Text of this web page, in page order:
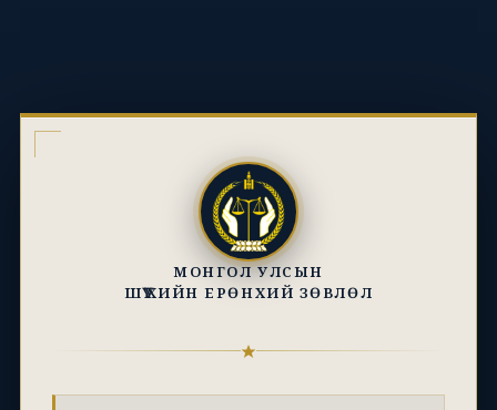
МОНГОЛ УЛСЫН
ШҮҮХИЙН ЕРӨНХИЙ ЗӨВЛӨЛ